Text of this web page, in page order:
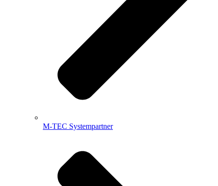
M-TEC Systempartner